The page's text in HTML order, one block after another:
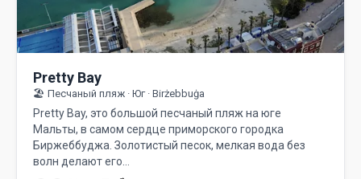
Pretty Bay
🏖️ Песчаный пляж · Юг · Birżebbuġa
Pretty Bay, это большой песчаный пляж на юге
Мальты, в самом сердце приморского городка
Биржеббуджа. Золотистый песок, мелкая вода без
волн делают его…